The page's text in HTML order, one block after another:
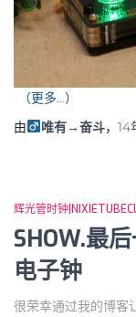
（更多…）
由
唯有→奋斗， 14
辉光管时钟
SHOW.最
电子钟
很荣幸通过我的博客